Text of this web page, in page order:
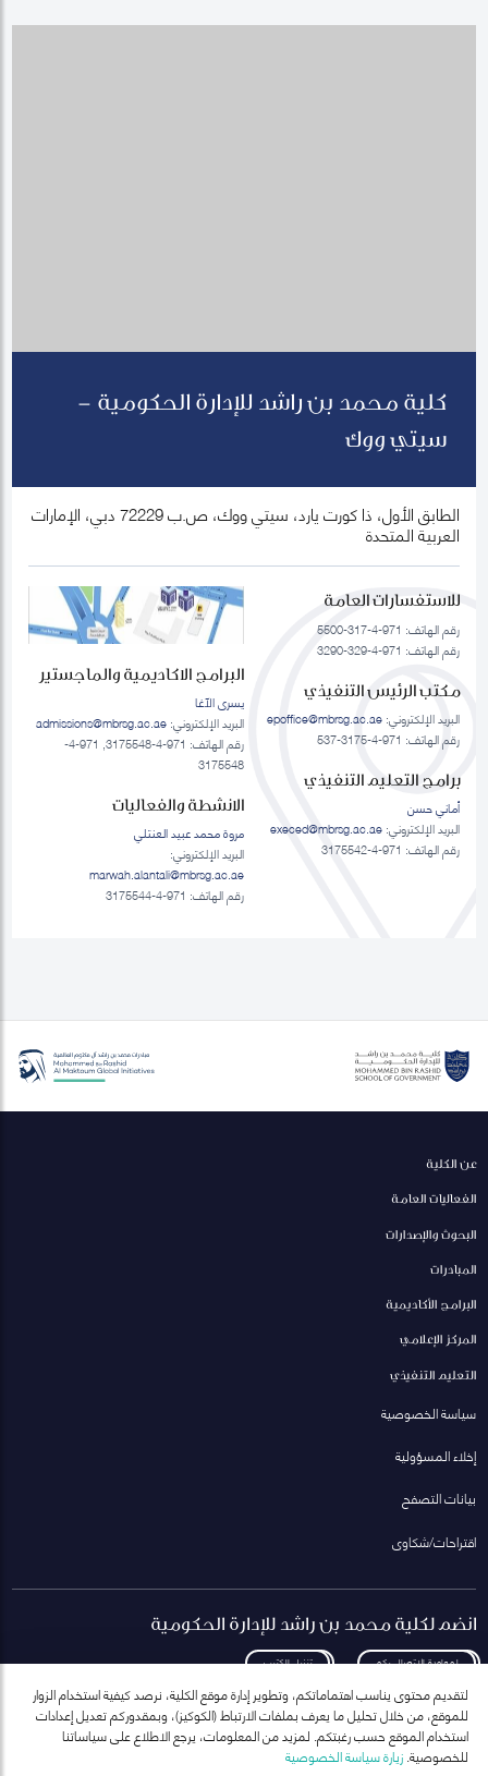
كلية محمد بن راشد للإدارة الحكومية -
سيتي ووك
الطابق الأول، ذا كورت يارد، سيتي ووك، ص.ب 72229 دبي، الإمارات
العربية المتحدة
للاستفسارات العامة
رقم الهاتف: 971-4-317-5500
رقم الهاتف: 971-4-329-3290
مكتب الرئيس التنفيذي
البريد الإلكتروني:epoffice@mbrsg.ac.ae
رقم الهاتف: 971-4-3175-537
برامج التعليم التنفيذي
أماني حسن
البريد الإلكتروني:execed@mbrsg.ac.ae
رقم الهاتف: 971-4-3175542
البرامج الاكاديمية والماجستير
يسرى الآغا
البريد الإلكتروني: admissions@mbrsg.ac.ae
رقم الهاتف: 971-4-3175548, 971-4-
3175548
الانشطة والفعاليات
مروة محمد عبيد العنتلي
البريد الإلكتروني:
marwah.alantali@mbrsg.ac.ae​
رقم الهاتف: 971-4-3175544
عن الكلية
الفعاليات العامة
البحوث والإصدارات
المبادرات
البرامج الأكاديمية
المركز الإعلامي
التعليم التنفيذي
سياسة الخصوصية
إخلاء المسؤولية
بيانات التصفح
اقتراحات/شكاوى
انضم لكلية محمد بن راشد للإدارة الحكومية
لمعاودة الاتصال بكم تنزيل الكتيب
انضم إلى قائمة مراسلاتنا
لتقديم محتوى يناسب اهتماماتكم، وتطوير إدارة موقع الكلية، نرصد كيفية استخدام الزوار
للموقع، من خلال تحليل ما يعرف بملفات الارتباط (الكوكيز)، وبمقدوركم تعديل إعدادات
استخدام الموقع حسب رغبتكم. لمزيد من المعلومات، يرجع الاطلاع على سياساتنا
للخصوصية.زيارة سياسة الخصوصية